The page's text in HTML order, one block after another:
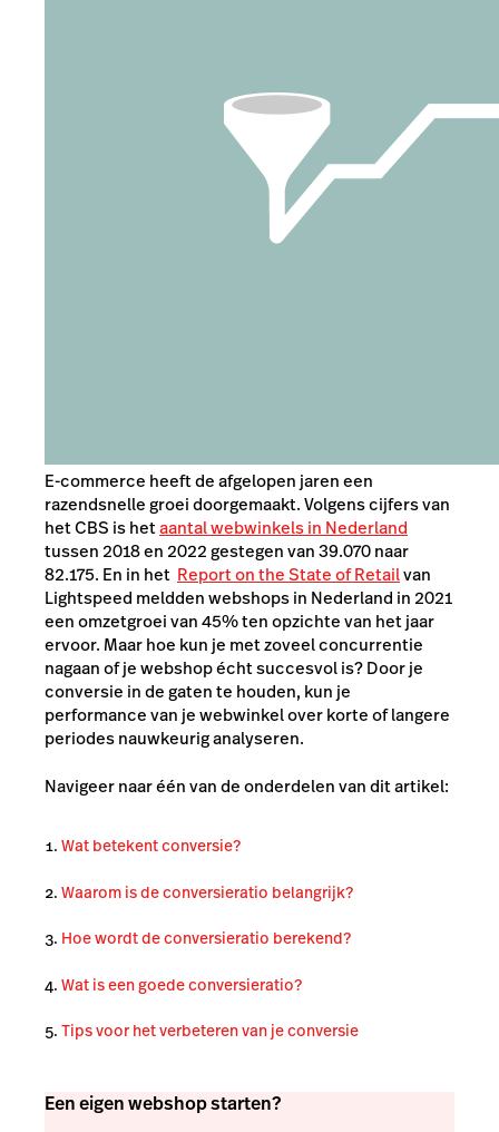
E-commerce heeft de afgelopen jaren een
razendsnelle groei doorgemaakt. Volgens cijfers van
het CBS is hetaantal webwinkels in Nederland
tussen 2018 en 2022 gestegen van 39.070 naar
82.175. En in het Report on the State of Retailvan
Lightspeed meldden webshops in Nederland in 2021
een omzetgroei van 45% ten opzichte van het jaar
ervoor.Maar hoe kun je met zoveel concurrentie
nagaan of je webshop écht succesvol is? Door je
conversie in de gaten te houden, kun je
performance van je webwinkel over korte of langere
periodes nauwkeurig analyseren.
Navigeer naar één van de onderdelen van dit artikel:
Wat betekent conversie?
Waarom is de conversieratio belangrijk?
Hoe wordt de conversieratio berekend?
Wat is een goede conversieratio?
Tips voor het verbeteren van je conversie
Een eigen webshop starten?